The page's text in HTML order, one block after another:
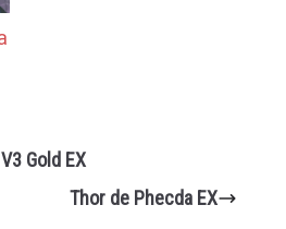
Gold EX
Thor de Phecda EX